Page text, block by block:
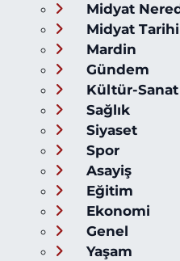
Midyat
Midyat
Mardin
Gündem
Kültür-Sanat
Sağlık
Siyaset
Spor
Asayiş
Eğitim
Ekonomi
Genel
Yaşam